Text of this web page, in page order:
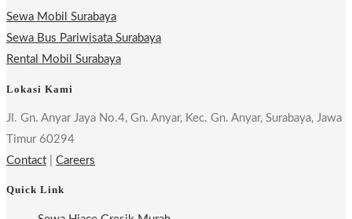
Sewa Mobil Surabaya
Sewa Bus Pariwisata Surabaya
Rental Mobil Surabaya
Lokasi Kami
Jl. Gn. Anyar Jaya No.4, Gn. Anyar, Kec. Gn. Anyar, Surabaya, Jawa
Timur 60294
Contact
Careers
Quick Link